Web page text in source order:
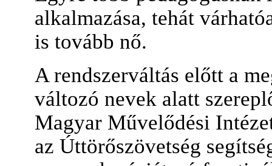
alkalmazása, tehát
is tovább nő.
A rendszerváltás előtt a
változó nevek alatt
Magyar Művelődési
az Úttörőszövetség